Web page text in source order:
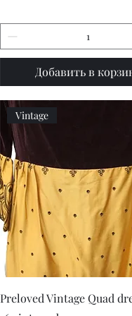
Добавить в
Быстрый
Vintage
Preloved Vintage Quad